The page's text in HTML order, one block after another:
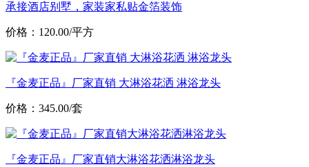
承接酒店别墅，家装家私贴金箔装饰
价格：120.00/平方
『金麦正品』厂家直销 大淋浴花洒 淋浴龙头
价格：345.00/套
『金麦正品』厂家直销大淋浴花洒淋浴龙头